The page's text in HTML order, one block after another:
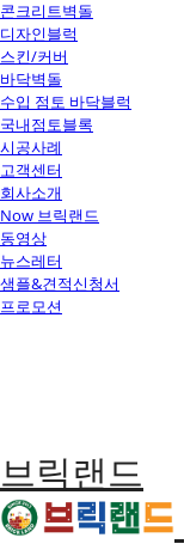
콘크리트벽돌
디자인블럭
스킨/커버
바닥벽돌
수입 점토 바닥블럭
국내점토블록
시공사례
고객센터
회사소개
Now 브릭랜드
동영상
뉴스레터
샘플&견적신청서
프로모션
브릭랜드